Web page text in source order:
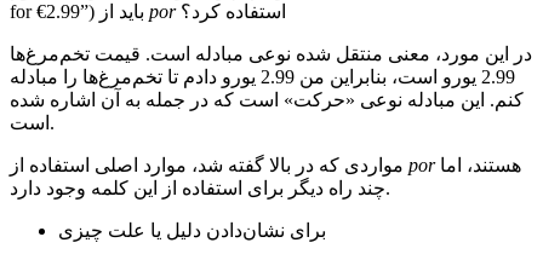
por استفاده کرد؟
در این مورد، معنی منتقل شده نوعی مبادله است. قیمت تخم‌مرغ‌ها
2.99 یورو است، بنابراین من 2.99 یورو دادم تا تخم‌مرغ‌ها را مبادله
کنم. این مبادله نوعی «حرکت» است که در جمله به آن اشاره شده
است.
porهستند، اما
چند راه دیگر برای استفاده از این کلمه وجود دارد.
برای نشان‌دادن دلیل یا علت چیزی